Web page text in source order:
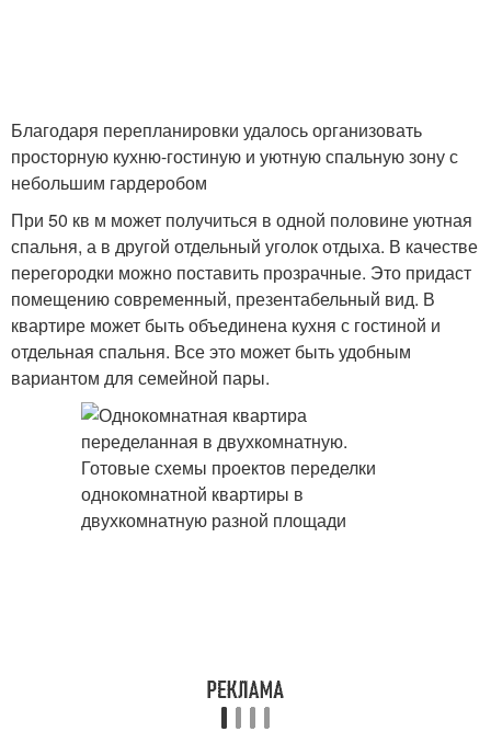
Благодаря перепланировки удалось организовать
просторную кухню-гостиную и уютную спальную зону с
небольшим гардеробом
При 50 кв м может получиться в одной половине уютная
спальня, а в другой отдельный уголок отдыха. В качестве
перегородки можно поставить прозрачные. Это придаст
помещению современный, презентабельный вид. В
квартире может быть объединена кухня с гостиной и
отдельная спальня. Все это может быть удобным
вариантом для семейной пары.